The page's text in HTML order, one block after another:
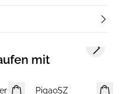
mit
NEUHEIT
PigaoSZ
Next